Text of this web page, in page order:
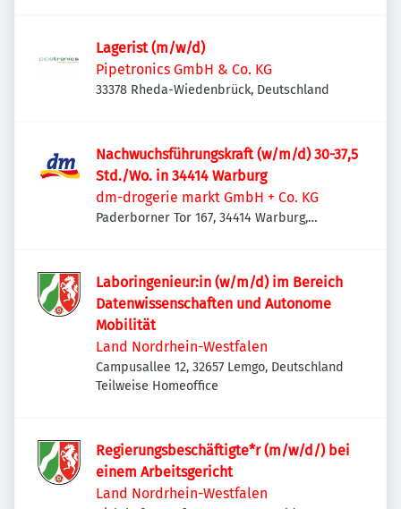
Lagerist (m/w/d)
Pipetronics GmbH & Co. KG
33378 Rheda-Wiedenbrück, Deutschland
Nachwuchsführungskraft (w/m/d) 30-37,5
Std./Wo. in 34414 Warburg
dm-drogerie markt GmbH + Co. KG
Paderborner Tor 167, 34414 Warburg,
Laboringenieur:in (w/m/d) im Bereich
Datenwissenschaften und Autonome
Mobilität
Land Nordrhein-Westfalen
Campusallee 12, 32657 Lemgo, Deutschland
Teilweise Homeoffice
Regierungsbeschäftigte*r (m/w/d/) bei
einem Arbeitsgericht
Land Nordrhein-Westfalen